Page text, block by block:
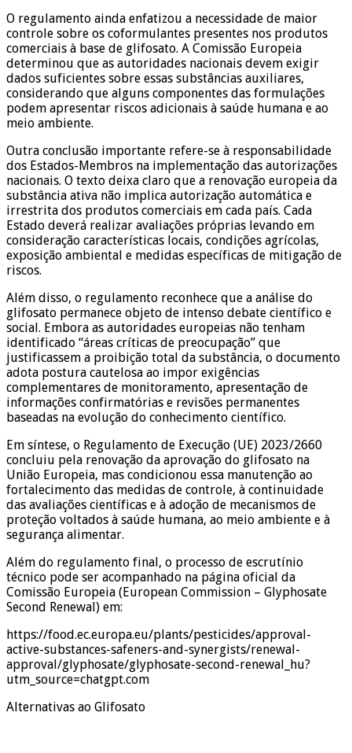
O regulamento ainda enfatizou a necessidade de maior
controle sobre os coformulantes presentes nos produtos
comerciais à base de glifosato. A Comissão Europeia
determinou que as autoridades nacionais devem exigir
dados suficientes sobre essas substâncias auxiliares,
considerando que alguns componentes das formulações
podem apresentar riscos adicionais à saúde humana e ao
meio ambiente.
Outra conclusão importante refere-se à responsabilidade
dos Estados-Membros na implementação das autorizações
nacionais. O texto deixa claro que a renovação europeia da
substância ativa não implica autorização automática e
irrestrita dos produtos comerciais em cada país. Cada
Estado deverá realizar avaliações próprias levando em
consideração características locais, condições agrícolas,
exposição ambiental e medidas específicas de mitigação de
riscos.
Além disso, o regulamento reconhece que a análise do
glifosato permanece objeto de intenso debate científico e
social. Embora as autoridades europeias não tenham
identificado “áreas críticas de preocupação” que
justificassem a proibição total da substância, o documento
adota postura cautelosa ao impor exigências
complementares de monitoramento, apresentação de
informações confirmatórias e revisões permanentes
baseadas na evolução do conhecimento científico.
Em síntese, o Regulamento de Execução (UE) 2023/2660
concluiu pela renovação da aprovação do glifosato na
União Europeia, mas condicionou essa manutenção ao
fortalecimento das medidas de controle, à continuidade
das avaliações científicas e à adoção de mecanismos de
proteção voltados à saúde humana, ao meio ambiente e à
segurança alimentar.
Além do regulamento final, o processo de escrutínio
técnico pode ser acompanhado na página oficial da
Comissão Europeia (European Commission – Glyphosate
Second Renewal) em:
https://food.ec.europa.eu/plants/pesticides/approval-
active-substances-safeners-and-synergists/renewal-
approval/glyphosate/glyphosate-second-renewal_hu?
utm_source=chatgpt.com
Alternativas ao Glifosato